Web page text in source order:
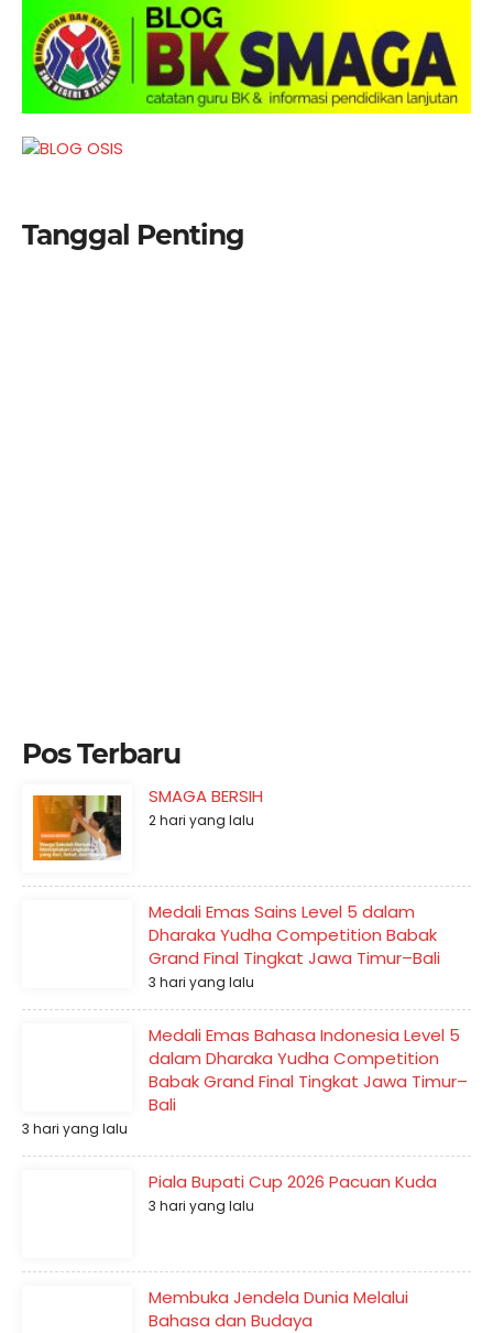
Tanggal Penting
Pos Terbaru
SMAGA BERSIH
2 hari yang lalu
Medali Emas Sains Level 5 dalam
Dharaka Yudha Competition Babak
Grand Final Tingkat Jawa Timur–Bali
3 hari yang lalu
Medali Emas Bahasa Indonesia Level 5
dalam Dharaka Yudha Competition
Babak Grand Final Tingkat Jawa Timur–
Bali
3 hari yang lalu
Piala Bupati Cup 2026 Pacuan Kuda
3 hari yang lalu
Membuka Jendela Dunia Melalui
Bahasa dan Budaya